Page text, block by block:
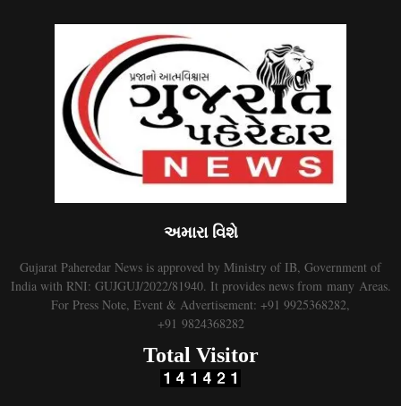
અમારા વિશે
Gujarat Paheredar News is approved by Ministry of IB, Government of
India with RNI: GUJGUJ/2022/81940. It provides news from many Areas.
For Press Note, Event & Advertisement: +91 9925368282,
+91 9824368282
Total Visitor